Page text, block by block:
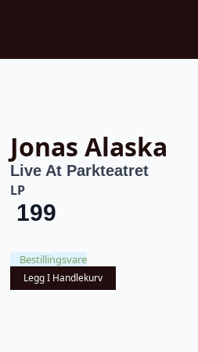
Jonas Alaska
Live At Parkteatret
LP
199
Bestillingsvare
Legg I Handlekurv